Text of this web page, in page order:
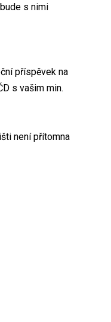
s nimi
příspěvek na
s vašim min.
není přítomna